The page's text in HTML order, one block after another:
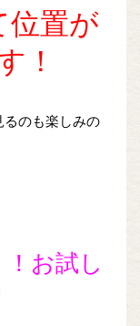
置が
！
のも楽しみの
お試し